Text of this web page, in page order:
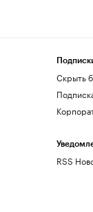
Скрыть
RSS